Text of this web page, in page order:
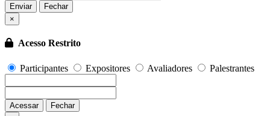
Enviar
Fechar
×
Acesso Restrito
Participantes Expositores Avaliadores Palestrantes
Acessar
Fechar